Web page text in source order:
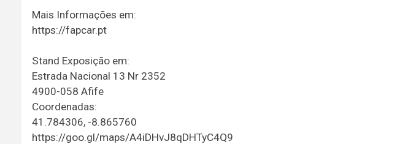
Mais Informações em:
https://fapcar.pt
Stand Exposição em:
Estrada Nacional 13 Nr 2352
4900-058 Afife
Coordenadas:
41.784306, -8.865760
https://goo.gl/maps/A4iDHvJ8qDHTyC4Q9